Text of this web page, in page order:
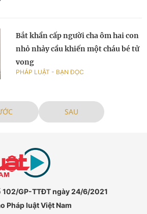
Bắt khẩn cấp người cha ôm hai con
nhỏ nhảy cầu khiến một cháu bé tử
vong
PHÁP LUẬT - BẠN ĐỌC
SAU
102/GP-TTĐT ngày 24/6/2021
Pháp luật Việt Nam